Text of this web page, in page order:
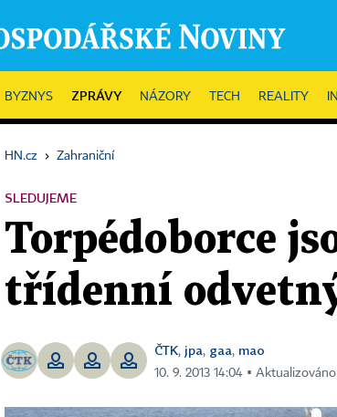
BYZNYS ZPRÁVY NÁZORY TECH REALITY
HN.cz › Zahraniční
SLEDUJEME
Torpédoborce
třídenní
ČTK, jpa, gaa, mao
10. 9. 2013 14:04 ▪